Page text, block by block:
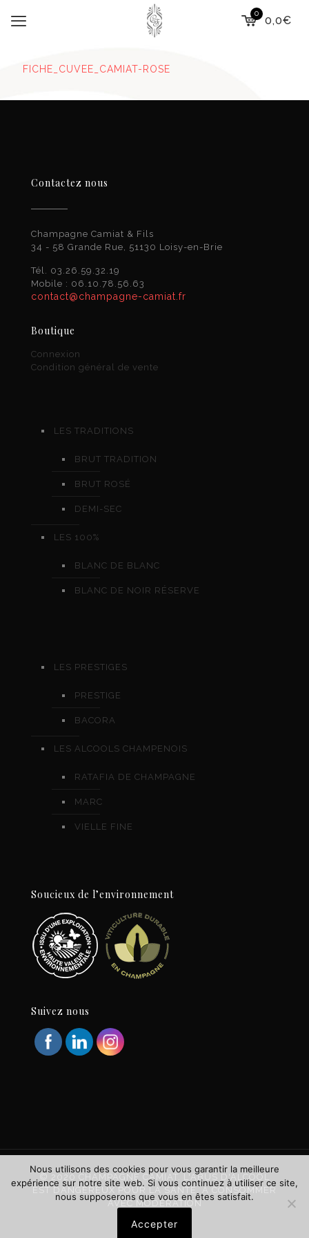
0
0,0€
FICHE_CUVEE_CAMIAT-ROSE
Contactez nous
Champagne Camiat & Fils
34 - 58 Grande Rue, 51130 Loisy-en-Brie
Tél. 03.26.59.32.19
Mobile : 06.10.78.56.63
contact@champagne-camiat.fr
Boutique
Connexion
Condition général de vente
LES TRADITIONS
BRUT TRADITION
BRUT ROSÉ
DEMI-SEC
LES 100%
BLANC DE BLANC
BLANC DE NOIR RÉSERVE
LES PRESTIGES
PRESTIGE
BACORA
LES ALCOOLS CHAMPENOIS
RATAFIA DE CHAMPAGNE
MARC
VIELLE FINE
Soucieux de l’environnement
Suivez nous
© 2020 CHAMPAGNE CAMIAT. L'ABUS D'ALCOOL
EST DANGEREUX POUR LA SANTÉ. À CONSOMMER
AVEC MODÉRATION
Nous utilisons des cookies pour vous garantir la meilleure
expérience sur notre site web. Si vous continuez à utiliser ce site,
nous supposerons que vous en êtes satisfait.
Accepter